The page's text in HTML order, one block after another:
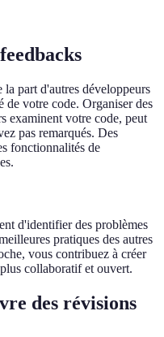
part d'autres développeurs
de votre code. Organiser des
examinent votre code, peut
pas remarqués. Des
fonctionnalités de
d'identifier des problèmes
pratiques des autres
vous contribuez à créer
collaboratif et ouvert.
des révisions